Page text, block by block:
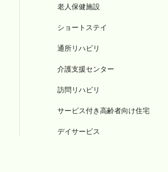
老人保健施設
ショートステイ
通所リハビリ
介護支援センター
訪問リハビリ
サービス付き高齢者向け住宅
デイサービス